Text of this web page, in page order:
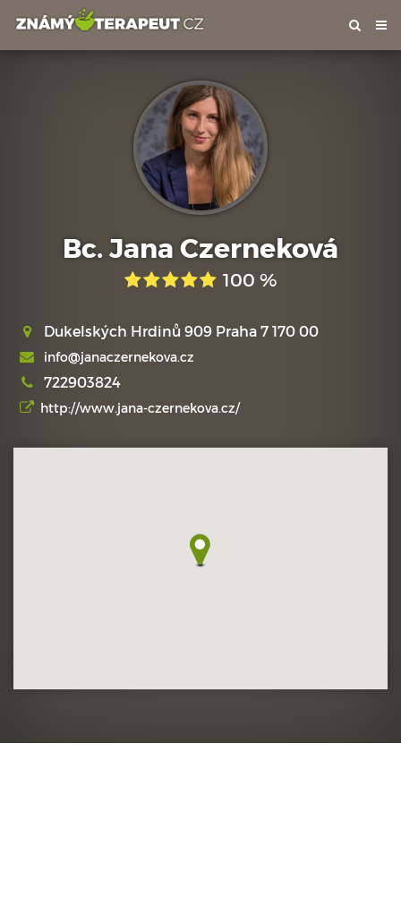
Bc. Jana Czerneková
100 %
Dukelských Hrdinů 909 Praha 7 170 00
info@janaczernekova.cz
722903824
http://www.jana-czernekova.cz/